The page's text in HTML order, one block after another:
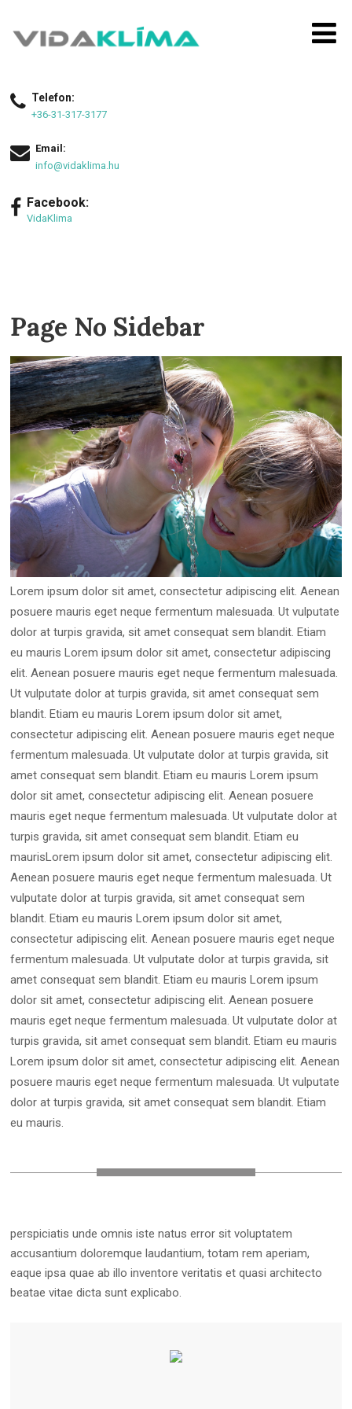
Telefon:
+36-31-317-3177
Email:
info@vidaklima.hu
Facebook:
VidaKlima
Page No Sidebar
Lorem ipsum dolor sit amet, consectetur adipiscing elit. Aenean
posuere mauris eget neque fermentum malesuada. Ut vulputate
dolor at turpis gravida, sit amet consequat sem blandit. Etiam
eu mauris Lorem ipsum dolor sit amet, consectetur adipiscing
elit. Aenean posuere mauris eget neque fermentum malesuada.
Ut vulputate dolor at turpis gravida, sit amet consequat sem
blandit. Etiam eu mauris Lorem ipsum dolor sit amet,
consectetur adipiscing elit. Aenean posuere mauris eget neque
fermentum malesuada. Ut vulputate dolor at turpis gravida, sit
amet consequat sem blandit. Etiam eu mauris Lorem ipsum
dolor sit amet, consectetur adipiscing elit. Aenean posuere
mauris eget neque fermentum malesuada. Ut vulputate dolor at
turpis gravida, sit amet consequat sem blandit. Etiam eu
maurisLorem ipsum dolor sit amet, consectetur adipiscing elit.
Aenean posuere mauris eget neque fermentum malesuada. Ut
vulputate dolor at turpis gravida, sit amet consequat sem
blandit. Etiam eu mauris Lorem ipsum dolor sit amet,
consectetur adipiscing elit. Aenean posuere mauris eget neque
fermentum malesuada. Ut vulputate dolor at turpis gravida, sit
amet consequat sem blandit. Etiam eu mauris Lorem ipsum
dolor sit amet, consectetur adipiscing elit. Aenean posuere
mauris eget neque fermentum malesuada. Ut vulputate dolor at
turpis gravida, sit amet consequat sem blandit. Etiam eu mauris
Lorem ipsum dolor sit amet, consectetur adipiscing elit. Aenean
posuere mauris eget neque fermentum malesuada. Ut vulputate
dolor at turpis gravida, sit amet consequat sem blandit. Etiam
eu mauris.
perspiciatis unde omnis iste natus error sit voluptatem
accusantium doloremque laudantium, totam rem aperiam,
eaque ipsa quae ab illo inventore veritatis et quasi architecto
beatae vitae dicta sunt explicabo.